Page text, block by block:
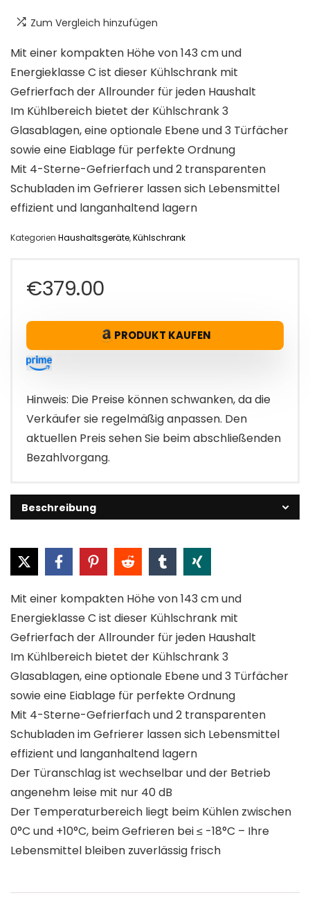
Zum Vergleich hinzufügen
Mit einer kompakten Höhe von 143 cm und
Energieklasse C ist dieser Kühlschrank mit
Gefrierfach der Allrounder für jeden Haushalt
Im Kühlbereich bietet der Kühlschrank 3
Glasablagen, eine optionale Ebene und 3 Türfächer
sowie eine Eiablage für perfekte Ordnung
Mit 4-Sterne-Gefrierfach und 2 transparenten
Schubladen im Gefrierer lassen sich Lebensmittel
effizient und langanhaltend lagern
Kategorien Haushaltsgeräte,Kühlschrank
€379.00
PRODUKT KAUFEN
Hinweis: Die Preise können schwanken, da die
Verkäufer sie regelmäßig anpassen. Den
aktuellen Preis sehen Sie beim abschließenden
Bezahlvorgang.
Beschreibung
Mit einer kompakten Höhe von 143 cm und
Energieklasse C ist dieser Kühlschrank mit
Gefrierfach der Allrounder für jeden Haushalt
Im Kühlbereich bietet der Kühlschrank 3
Glasablagen, eine optionale Ebene und 3 Türfächer
sowie eine Eiablage für perfekte Ordnung
Mit 4-Sterne-Gefrierfach und 2 transparenten
Schubladen im Gefrierer lassen sich Lebensmittel
effizient und langanhaltend lagern
Der Türanschlag ist wechselbar und der Betrieb
angenehm leise mit nur 40 dB
Der Temperaturbereich liegt beim Kühlen zwischen
0°C und +10°C, beim Gefrieren bei ≤ -18°C – Ihre
Lebensmittel bleiben zuverlässig frisch